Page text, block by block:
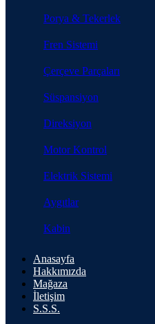
Porya & Tekerlek
Fren Sistemi
Çerçeve Parçaları
Süspansiyon
Direksiyon
Motor Kontrol
Elektrik Sistemi
Aygıtlar
Kabin
Anasayfa
Hakkımızda
Mağaza
İletişim
S.S.S.